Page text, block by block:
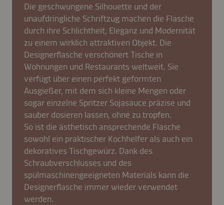
Die geschwungene Silhouette und der
unaufdringliche Schriftzug machen die Flasche
durch ihre Schlichtheit, Eleganz und Modernität
zu einem wirklich attraktiven Objekt. Die
Designerflasche verschönert Tische in
Wohnungen und Restaurants weltweit. Sie
verfügt über einen perfekt geformten
Ausgießer, mit dem sich kleine Mengen oder
sogar einzelne Spritzer Sojasauce präzise und
sauber dosieren lassen, ohne zu tropfen.
So ist die ästhetisch ansprechende Flasche
sowohl ein praktischer Kochhelfer als auch ein
dekoratives Tischgewürz. Dank des
Schraubverschlusses und des
spülmaschinengeeigneten Materials kann die
Designerflasche immer wieder verwendet
werden.